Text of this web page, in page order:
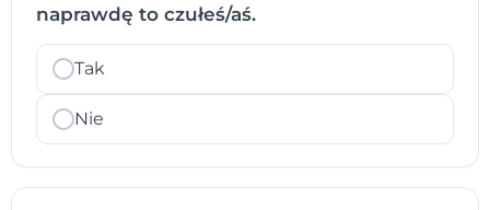
naprawdę to czułeś/aś.
Tak
Nie